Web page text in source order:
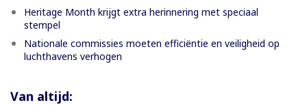
Heritage Month krijgt extra herinnering met speciaal
stempel
Nationale commissies moeten efficiëntie en veiligheid op
luchthavens verhogen
Van altijd: